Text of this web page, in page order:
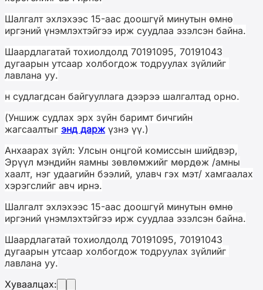
Шалгалт эхлэхээс 15-аас доошгүй минутын өмнө
иргэний үнэмлэхтэйгээ ирж суудлаа эзэлсэн байна.
Шаардлагатай тохиолдолд 70191095, 70191043
дугаарын утсаар холбогдож тодруулах зүйлийг
лавлана уу.
н судлагдсан байгууллага дээрээ шалгалтад орно.
(Уншиж судлах эрх зүйн баримт бичгийн
жагсаалтыг энд даржүзнэ үү.)
Анхаарах зүйл: Улсын онцгой комиссын шийдвэр,
Эрүүл мэндийн яамны зөвлөмжийг мөрдөж /амны
хаалт, нэг удаагийн бээлий, улавч гэх мэт/ хамгаалах
хэрэгслийг авч ирнэ.
Шалгалт эхлэхээс 15-аас доошгүй минутын өмнө
иргэний үнэмлэхтэйгээ ирж суудлаа эзэлсэн байна.
Шаардлагатай тохиолдолд 70191095, 70191043
дугаарын утсаар холбогдож тодруулах зүйлийг
лавлана уу.
Хуваалцах: